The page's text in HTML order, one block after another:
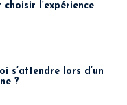
l’expérience
s’attendre lors d’un
?